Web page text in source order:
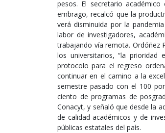
pesos. El secretario
embrago, recalcó que la
verá disminuida por la
labor de investigadores,
trabajando vía remota. Ordóñez
los universitarios, “la prioridad
protocolo para el regreso
continuar en el camino a la
semestre pasado con el 100
ciento de programas de
Conacyt, y señaló que desde la
de calidad académicos y de
públicas estatales del país.